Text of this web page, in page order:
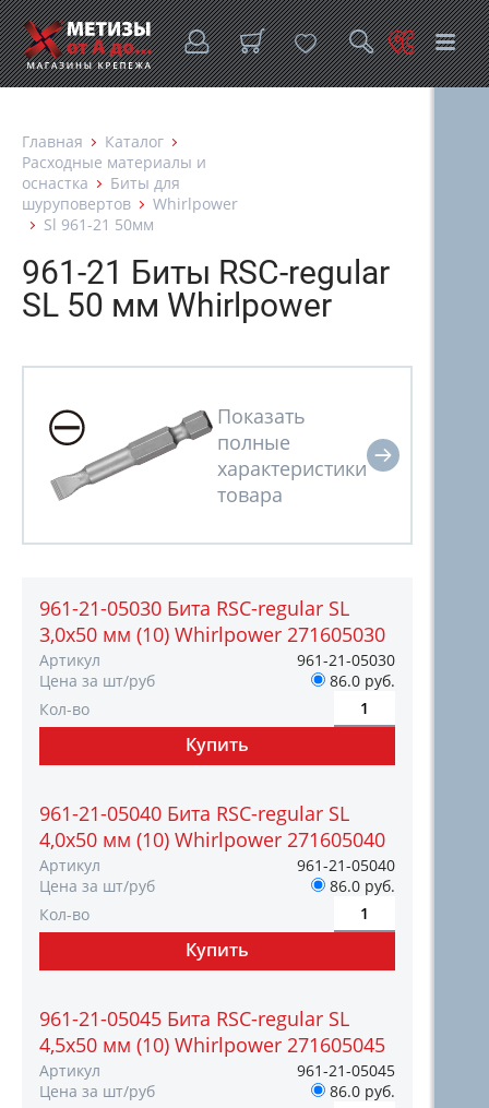
Главная
Каталог
Расходные материалы и
оснастка
Биты для
шуруповертов
Whirlpower
Sl 961-21 50мм
961-21 Биты RSC-regular
SL 50 мм Whirlpower
961-21-05030 Бита RSC-regular SL
3,0х50 мм (10) Whirlpower 271605030
Артикул
961-21-05030
Цена за шт/руб
86.0 руб.
Кол-во
961-21-05040 Бита RSC-regular SL
4,0х50 мм (10) Whirlpower 271605040
Артикул
961-21-05040
Цена за шт/руб
86.0 руб.
Кол-во
961-21-05045 Бита RSC-regular SL
4,5х50 мм (10) Whirlpower 271605045
Артикул
961-21-05045
Цена за шт/руб
86.0 руб.